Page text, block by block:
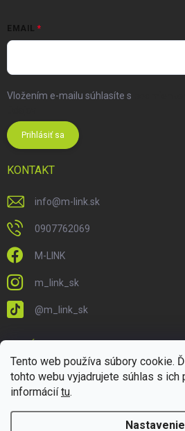
Tento web používa súbory cookie.
tohto webu vyjadrujete súhlas s ich
informáciítu.
Nastavenie
EMAIL
Vložením e-mailu súhlasíte s
Prihlásiť sa
KONTAKT
info@m-link.sk
0907762069
M-LINK
m_link_sk
@m_link_sk